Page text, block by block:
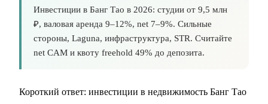
Инвестиции в Банг Тао в 2026: студии от 9,5 млн
₽, валовая аренда 9–12%, net 7–9%. Сильные
стороны, Laguna, инфраструктура, STR. Считайте
net CAM и квоту freehold 49% до депозита.
Короткий ответ: инвестиции в недвижимость Банг Тао